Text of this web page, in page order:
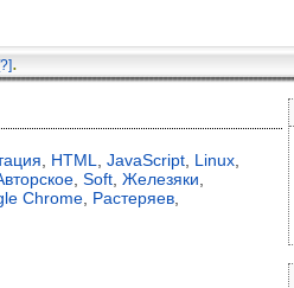
[?].
HTML JavaScript Linux
Soft Железяки
Chrome Растеряев